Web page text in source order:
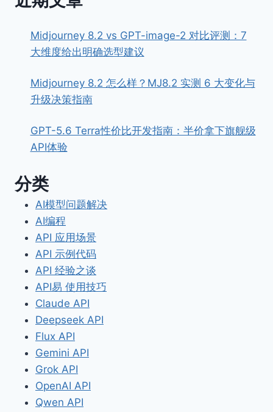
Midjourney 8.2 vs GPT-image-2 对比评测：7
大维度给出明确选型建议
Midjourney 8.2 怎么样？MJ8.2 实测 6 大变化与
升级决策指南
GPT-5.6 Terra性价比开发指南：半价拿下旗舰级
API体验
分类
AI模型问题解决
AI编程
API 应用场景
API 示例代码
API 经验之谈
API易 使用技巧
Claude API
Deepseek API
Flux API
Gemini API
Grok API
OpenAI API
Qwen API